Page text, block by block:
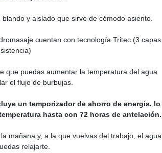
y aislado que sirve de cómodo asiento.
cuentan con tecnología Tritec (3 capas
que puedas aumentar la temperatura del agua
el flujo de burbujas.
un temporizador de ahorro de energía, lo
hasta con 72 horas de antelación.
mañana y, a la que vuelvas del trabajo, el agua
relajarte.